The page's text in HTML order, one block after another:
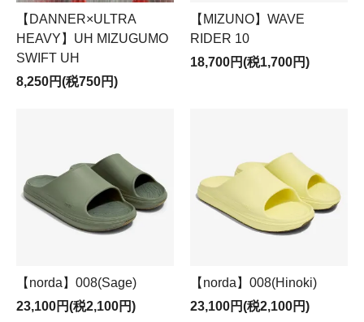
【DANNER×ULTRA
HEAVY】UH MIZUGUMO
SWIFT UH
8,250円(税750円)
【MIZUNO】WAVE
RIDER 10
18,700円(税1,700円)
【norda】008(Sage)
23,100円(税2,100円)
【norda】008(Hinoki)
23,100円(税2,100円)